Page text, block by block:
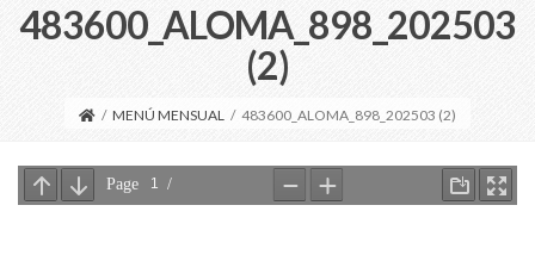
483600_ALOMA_898_202503
(2)
/ MENÚ MENSUAL / 483600_ALOMA_898_202503 (2)